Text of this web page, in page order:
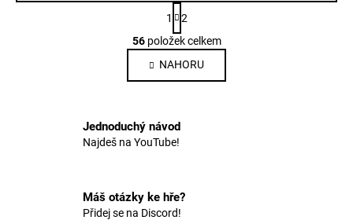
O
v
l
á
a
c
r
v
S
t
r
á
n
k
á
n
1
2
56položek celkem
NAHORU
Jednoduchý návod
Najdeš na YouTube!
Máš otázky ke hře?
Přidej se na Discord!